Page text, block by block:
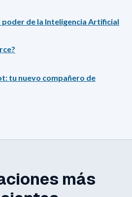
de la Inteligencia Artificial
tu nuevo compañero de
más